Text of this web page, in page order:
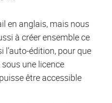
en anglais, mais nous
à créer ensemble ce
l’auto-édition, pour que
une licence
être accessible